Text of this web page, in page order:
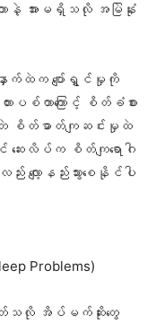
ာနဲ့ အားမရှိသလို အမြဲနုံး
ာက်ထဲက ပျော်ရွှင်မှုကို
ပစ်တာကြောင့် စိတ်ခံစား
စိတ်ဓာတ်ကျဆင်းမှုထဲ
ေးလိပ်က စိတ်ကျရောဂါ
လျော့နည်းသွားစေနိုင်ပါ
Problems)
တ်သလို အိပ်မက်ဆိုးတွေ